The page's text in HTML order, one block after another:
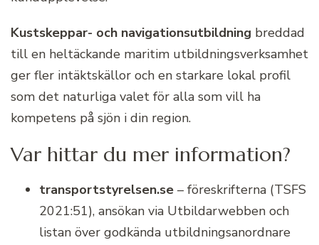
Kustskeppar- och navigationsutbildning breddad
till en heltäckande maritim utbildningsverksamhet
ger fler intäktskällor och en starkare lokal profil
som det naturliga valet för alla som vill ha
kompetens på sjön i din region.
Var hittar du mer information?
transportstyrelsen.se – föreskrifterna (TSFS
2021:51), ansökan via Utbildarwebben och
listan över godkända utbildningsanordnare